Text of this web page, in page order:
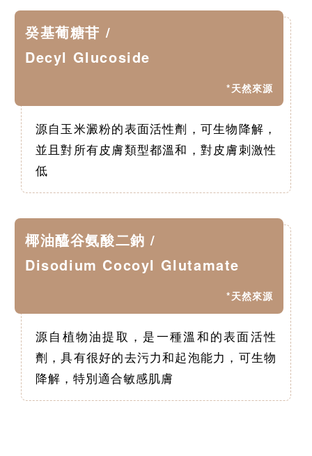
癸基葡糖苷 /
Decyl Glucoside
*天然來源
源自玉米澱粉的表面活性劑，可生物降解，
並且對所有皮膚類型都溫和，對皮膚刺激性
低
椰油醯谷氨酸二鈉 /
Disodium Cocoyl Glutamate
*天然來源
源自植物油提取，是一種溫和的表面活性
劑，具有很好的去污力和起泡能力，可生物
降解，特別適合敏感肌膚